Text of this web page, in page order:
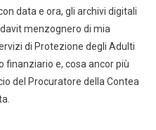
data e ora, gli archivi digitali
menzognero di mia
di Protezione degli Adulti
e, cosa ancor più
del Procuratore della Contea